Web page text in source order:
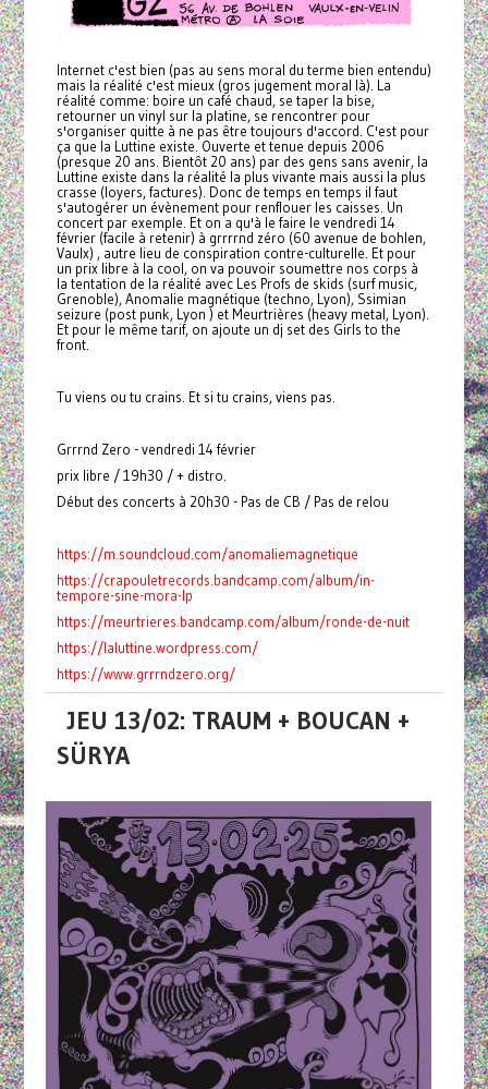
Internet c'est bien (pas au sens moral du terme bien entendu)
mais la réalité c'est mieux (gros jugement moral là). La
réalité comme: boire un café chaud, se taper la bise,
retourner un vinyl sur la platine, se rencontrer pour
s'organiser quitte à ne pas être toujours d'accord. C'est pour
ça que la Luttine existe. Ouverte et tenue depuis 2006
(presque 20 ans. Bientôt 20 ans) par des gens sans avenir, la
Luttine existe dans la réalité la plus vivante mais aussi la plus
crasse (loyers, factures). Donc de temps en temps il faut
s'autogérer un évènement pour renflouer les caisses. Un
concert par exemple. Et on a qu'à le faire le vendredi 14
février (facile à retenir) à grrrrnd zéro (60 avenue de bohlen,
Vaulx) , autre lieu de conspiration contre-culturelle. Et pour
un prix libre à la cool, on va pouvoir soumettre nos corps à
la tentation de la réalité avec Les Profs de skids (surf music,
Grenoble), Anomalie magnétique (techno, Lyon), Ssimian
seizure (post punk, Lyon ) et Meurtrières (heavy metal, Lyon).
Et pour le même tarif, on ajoute un dj set des Girls to the
front.
Tu viens ou tu crains. Et si tu crains, viens pas.
Grrrnd Zero - vendredi 14 février
prix libre / 19h30 / + distro.
Début des concerts à 20h30 - Pas de CB / Pas de relou
https://m.soundcloud.com/anomaliemagnetique
https://crapouletrecords.bandcamp.com/album/in-
tempore-sine-mora-lp
https://meurtrieres.bandcamp.com/album/ronde-de-nuit
https://laluttine.wordpress.com/
https://www.grrrndzero.org/
JEU 13/02: TRAUM + BOUCAN +
SÜRYA